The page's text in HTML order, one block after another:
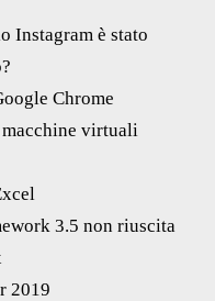
Instagram è stato
Chrome
virtuali
3.5 non riuscita
2019